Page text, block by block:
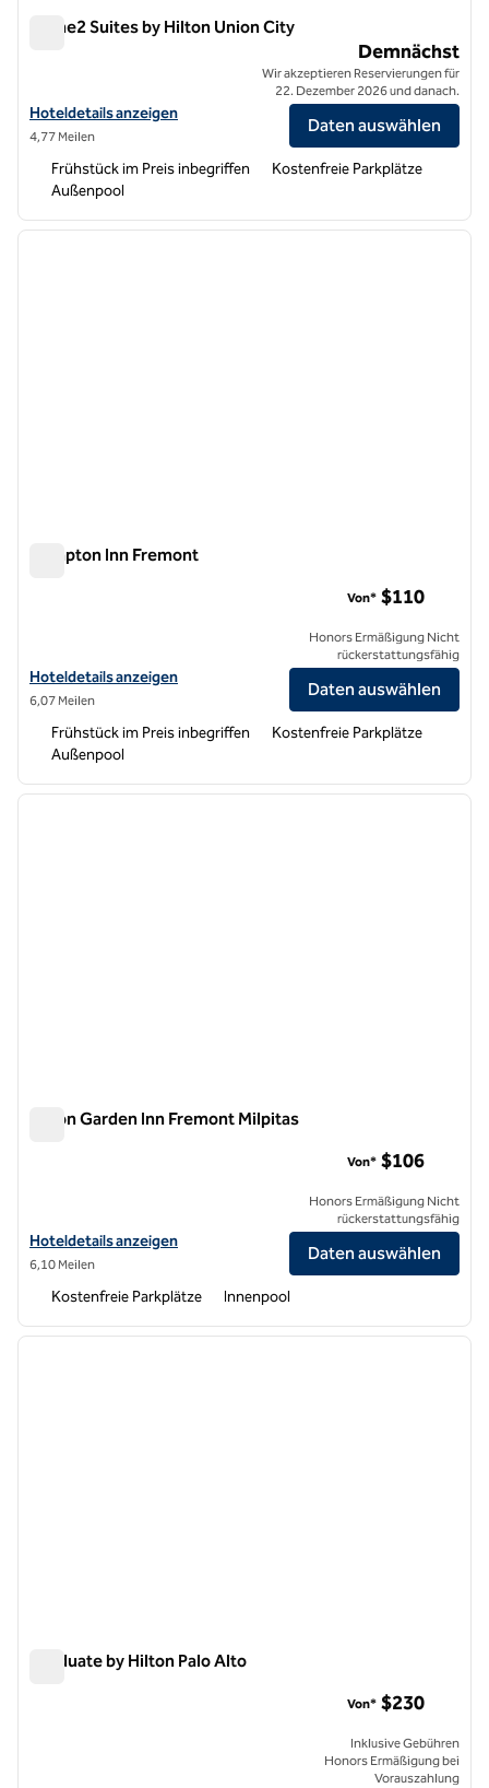
Home2 Suites by Hilton Union City
Hoteldetails für Home2 Suites by Hilton Union City anzeigen
Hoteldetails anzeigen
4,77 Meilen
Demnächst
Wir akzeptieren Reservierungen für
22. Dezember 2026 und danach.
Daten auswählen
Frühstück im Preis inbegriffen
Kostenfreie Parkplätze
Außenpool
1 von 12
Hampton Inn Fremont
Hoteldetails für das Hampton Inn Fremont anzeigen
Hoteldetails anzeigen
6,07 Meilen
Von* $110
Honors Ermäßigung Nicht
rückerstattungsfähig
Daten auswählen
Frühstück im Preis inbegriffen
Kostenfreie Parkplätze
Außenpool
1 von 12
Hilton Garden Inn Fremont Milpitas
Hoteldetails für das Hilton Garden Inn Fremont Milpitas anzeigen
Hoteldetails anzeigen
6,10 Meilen
Von* $106
Honors Ermäßigung Nicht
rückerstattungsfähig
Daten auswählen
Kostenfreie Parkplätze Innenpool
1 von 12
Graduate by Hilton Palo Alto
Von* $230
Inklusive Gebühren
Honors Ermäßigung bei
Vorauszahlung